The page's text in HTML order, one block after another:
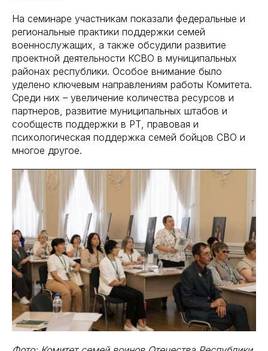
На семинаре участникам показали федеральные и
региональные практики поддержки семей
военнослужащих, а также обсудили развитие
проектной деятельности КСВО в муниципальных
районах республики. Особое внимание было
уделено ключевым направлениям работы Комитета.
Среди них – увеличение количества ресурсов и
партнеров, развитие муниципальных штабов и
сообществ поддержки в РТ, правовая и
психологическая поддержка семей бойцов СВО и
многое другое.